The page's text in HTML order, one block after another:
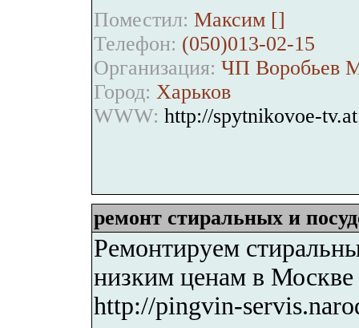
Поместил: Максим []
Телефон: (050)013-02-15
Организация: ЧП Воробьев
Город: Харьков
WWW: http://spytnikovoe-
ремонт стиральных и
Ремонтируем
низким ценам в
http://pingvin-